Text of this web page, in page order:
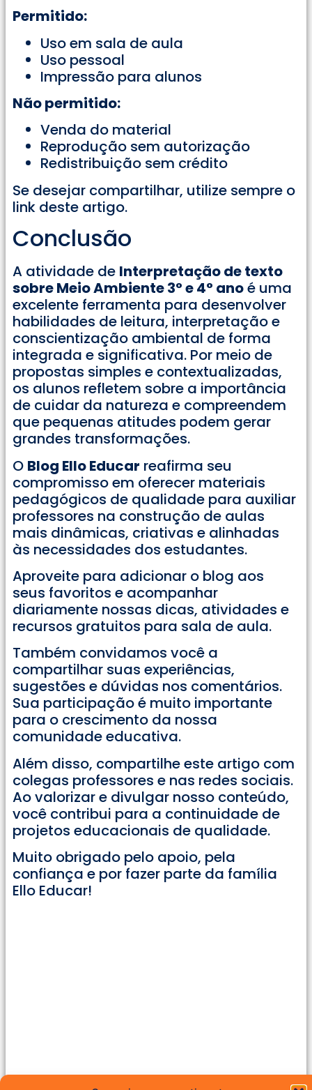
Permitido:
Uso em sala de aula
Uso pessoal
Impressão para alunos
Não permitido:
Venda do material
Reprodução sem autorização
Redistribuição sem crédito
Se desejar compartilhar, utilize sempre o
link deste artigo.
Conclusão
A atividade de Interpretação de texto
sobre Meio Ambiente 3° e 4° anoé uma
excelente ferramenta para desenvolver
habilidades de leitura, interpretação e
conscientização ambiental de forma
integrada e significativa. Por meio de
propostas simples e contextualizadas,
os alunos refletem sobre a importância
de cuidar da natureza e compreendem
que pequenas atitudes podem gerar
grandes transformações.
O Blog Ello Educar reafirma seu
compromisso em oferecer materiais
pedagógicos de qualidade para auxiliar
professores na construção de aulas
mais dinâmicas, criativas e alinhadas
às necessidades dos estudantes.
Aproveite para adicionar o blog aos
seus favoritos e acompanhar
diariamente nossas dicas, atividades e
recursos gratuitos para sala de aula.
Também convidamos você a
compartilhar suas experiências,
sugestões e dúvidas nos comentários.
Sua participação é muito importante
para o crescimento da nossa
comunidade educativa.
Além disso, compartilhe este artigo com
colegas professores e nas redes sociais.
Ao valorizar e divulgar nosso conteúdo,
você contribui para a continuidade de
projetos educacionais de qualidade.
Muito obrigado pelo apoio, pela
confiança e por fazer parte da família
Ello Educar!